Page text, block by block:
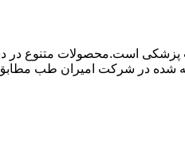
است.محصولات متنوع در
شرکت امیران طب مطابق